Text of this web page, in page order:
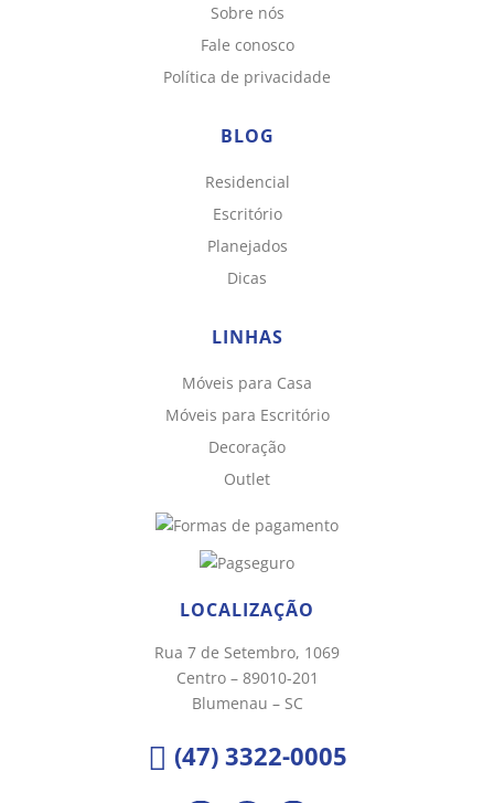
Sobre nós
Fale conosco
Política de privacidade
BLOG
Residencial
Escritório
Planejados
Dicas
LINHAS
Móveis para Casa
Móveis para Escritório
Decoração
Outlet
LOCALIZAÇÃO
Rua 7 de Setembro, 1069
Centro – 89010-201
Blumenau – SC
(47) 3322-0005
Chat WhatsApp
Por favor, preencha os campos abaixo para
Ao informar meus dados e clicar em ‘INICIAR CONVERSA’, eu
concordo com aPolítica de Privacidade